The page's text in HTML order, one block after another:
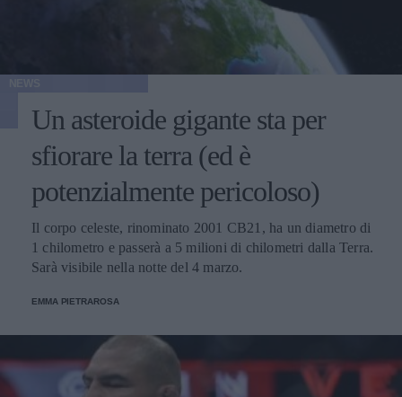
Un asteroide gigante sta per
sfiorare la terra (ed è
potenzialmente pericoloso)
Il corpo celeste, rinominato 2001 CB21, ha un diametro di
1 chilometro e passerà a 5 milioni di chilometri dalla Terra.
Sarà visibile nella notte del 4 marzo.
EMMA PIETRAROSA